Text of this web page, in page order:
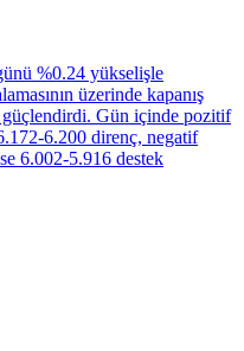
%0.24 yükselişle
üzerinde kapanış
güçlendirdi. Gün içinde pozitif
6.200 direnç, negatif
6.002-5.916 destek